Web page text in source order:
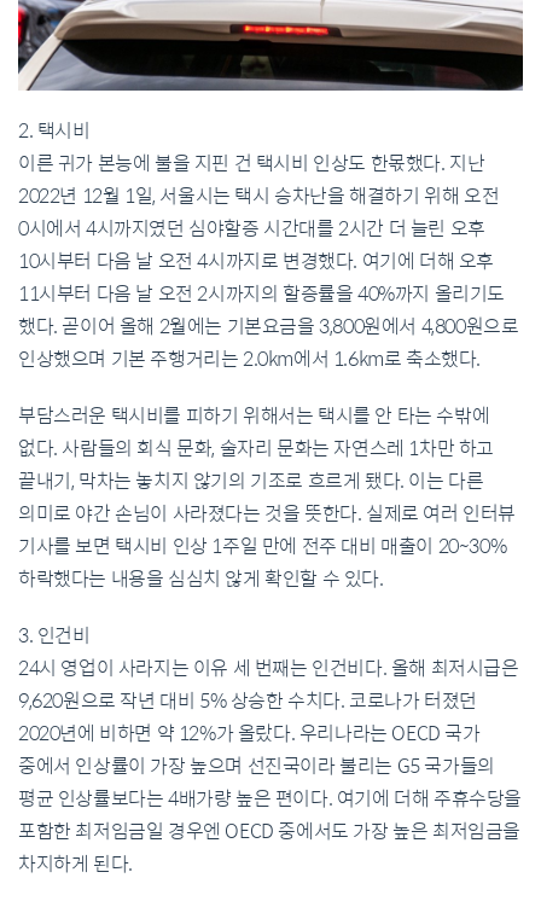
2. 택시비
이른 귀가 본능에 불을 지핀 건 택시비 인상도 한몫했다. 지난
2022년 12월 1일, 서울시는 택시 승차난을 해결하기 위해 오전
0시에서 4시까지였던 심야할증 시간대를 2시간 더 늘린 오후
10시부터 다음 날 오전 4시까지로 변경했다. 여기에 더해 오후
11시부터 다음 날 오전 2시까지의 할증률을 40%까지 올리기도
했다. 곧이어 올해 2월에는 기본요금을 3,800원에서 4,800원으로
인상했으며 기본 주행거리는 2.0km에서 1.6km로 축소했다.
부담스러운 택시비를 피하기 위해서는 택시를 안 타는 수밖에
없다. 사람들의 회식 문화, 술자리 문화는 자연스레 1차만 하고
끝내기, 막차는 놓치지 않기의 기조로 흐르게 됐다. 이는 다른
의미로 야간 손님이 사라졌다는 것을 뜻한다. 실제로 여러 인터뷰
기사를 보면 택시비 인상 1주일 만에 전주 대비 매출이 20~30%
하락했다는 내용을 심심치 않게 확인할 수 있다.
3. 인건비
24시 영업이 사라지는 이유 세 번째는 인건비다. 올해 최저시급은
9,620원으로 작년 대비 5% 상승한 수치다. 코로나가 터졌던
2020년에 비하면 약 12%가 올랐다. 우리나라는 OECD 국가
중에서 인상률이 가장 높으며 선진국이라 불리는 G5 국가들의
평균 인상률보다는 4배가량 높은 편이다. 여기에 더해 주휴수당을
포함한 최저임금일 경우엔 OECD 중에서도 가장 높은 최저임금을
차지하게 된다.